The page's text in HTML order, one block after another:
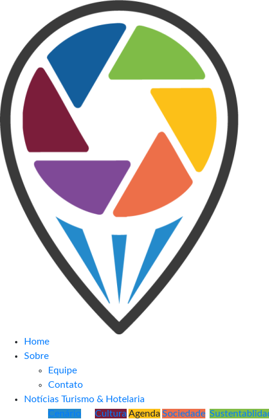
Home
Sobre
Equipe
Contato
Notícias Turismo & Hotelaria
Cenário
Cultura Agenda Sociedade